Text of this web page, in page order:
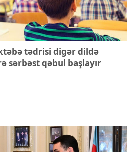
tədrisi digər dildə
sərbəst qəbul başlayır